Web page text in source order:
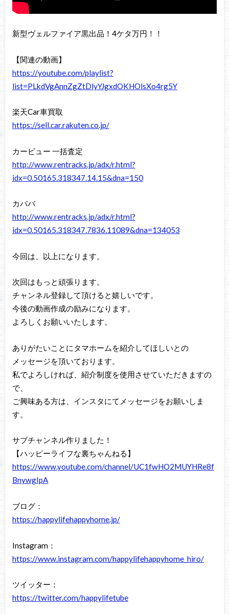
新型ヴェルファイア黒出品！4ケタ万円！！
【関連の動画】
https://youtube.com/playlist?
list=PLkdVgAnnZgZtDlyYJgxdOKHOlsXo4rg5Y
楽天Car車買取
https://sell.car.rakuten.co.jp/
カービュー 一括査定
http://www.rentracks.jp/adx/r.html?
idx=0.50165.318347.14.15&dna=150
カババ
http://www.rentracks.jp/adx/r.html?
idx=0.50165.318347.7836.11089&dna=134053
今回は、以上になります。
次回はもっと頑張ります。
チャンネル登録して頂けると嬉しいです。
今後の動画作成の励みになります。
よろしくお願いいたします。
ありがたいことにタマホームを紹介してほしいとの
メッセージを頂いております。
私でよろしければ、紹介制度を使用させていただきますの
で、
ご興味ある方は、インスタにてメッセージをお願いしま
す。
サブチャンネル作りました！
【ハッピーライフな裏ちゃんねる】
https://www.youtube.com/channel/UC1fwHO2MUYHRe8f
BnywgIpA
ブログ：
https://happylifehappyhome.jp/
Instagram：
https://www.instagram.com/happylifehappyhome_hiro/
ツイッター：
https://twitter.com/happylifetube